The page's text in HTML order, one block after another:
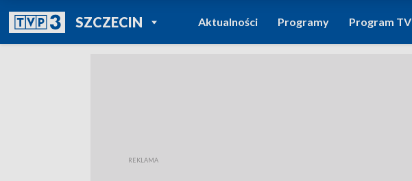
SZCZECINPOWRÓT DO
TVP REGIONY
Aktualności Programy Program TV